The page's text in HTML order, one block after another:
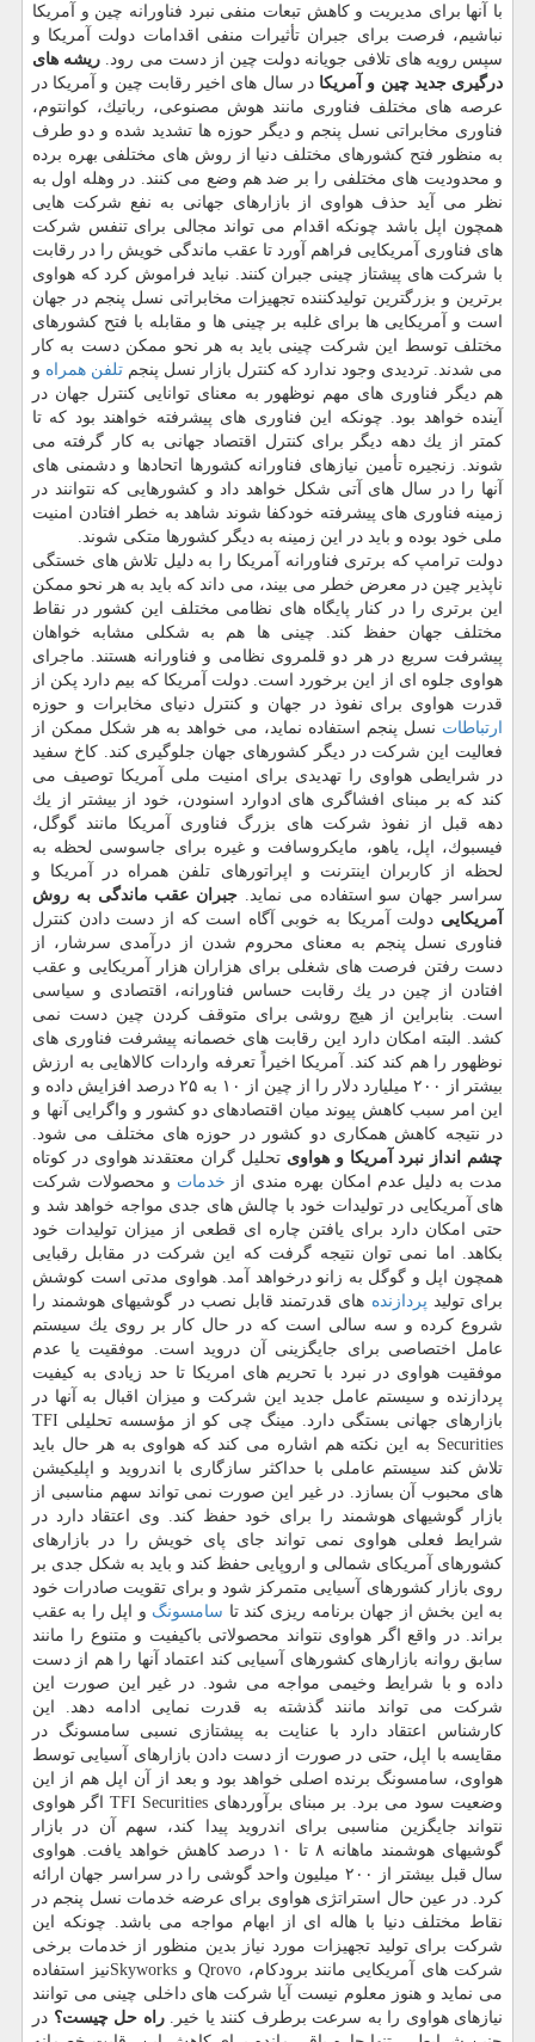
با آنها برای مدیریت و كاهش تبعات منفی نبرد فناورانه چین و آمریكا
نباشیم، فرصت برای جبران تأثیرات منفی اقدامات دولت آمریكا و
سپس رویه های تلافی جویانه دولت چین از دست می رود. ریشه های
درگیری جدید چین و آمریكا در سال های اخیر رقابت چین و آمریكا در
عرصه های مختلف فناوری مانند هوش مصنوعی، رباتیك، كوانتوم،
فناوری مخابراتی نسل پنجم و دیگر حوزه ها تشدید شده و دو طرف
به منظور فتح كشورهای مختلف دنیا از روش های مختلفی بهره برده
و محدودیت های مختلفی را بر ضد هم وضع می كنند. در وهله اول به
نظر می آید حذف هواوی از بازارهای جهانی به نفع شركت هایی
همچون اپل باشد چونكه اقدام می تواند مجالی برای تنفس شركت
های فناوری آمریكایی فراهم آورد تا عقب ماندگی خویش را در رقابت
با شركت های پیشتاز چینی جبران كنند. نباید فراموش كرد كه هواوی
برترین و بزرگترین تولیدكننده تجهیزات مخابراتی نسل پنجم در جهان
است و آمریكایی ها برای غلبه بر چینی ها و مقابله با فتح كشورهای
مختلف توسط این شركت چینی باید به هر نحو ممكن دست به كار
می شدند. تردیدی وجود ندارد كه كنترل بازار نسل پنجم تلفن همراه و
هم دیگر فناوری های مهم نوظهور به معنای توانایی كنترل جهان در
آینده خواهد بود. چونكه این فناوری های پیشرفته خواهند بود كه تا
كمتر از یك دهه دیگر برای كنترل اقتصاد جهانی به كار گرفته می
شوند. زنجیره تأمین نیازهای فناورانه كشورها اتحادها و دشمنی های
آنها را در سال های آتی شكل خواهد داد و كشورهایی كه نتوانند در
زمینه فناوری های پیشرفته خودكفا شوند شاهد به خطر افتادن امنیت
ملی خود بوده و باید در این زمینه به دیگر كشورها متكی شوند.
دولت ترامپ كه برتری فناورانه آمریكا را به دلیل تلاش های خستگی
ناپذیر چین در معرض خطر می بیند، می داند كه باید به هر نحو ممكن
این برتری را در كنار پایگاه های نظامی مختلف این كشور در نقاط
مختلف جهان حفظ كند. چینی ها هم به شكلی مشابه خواهان
پیشرفت سریع در هر دو قلمروی نظامی و فناورانه هستند. ماجرای
هواوی جلوه ای از این برخورد است. دولت آمریكا كه بیم دارد پكن از
قدرت هواوی برای نفوذ در جهان و كنترل دنیای مخابرات و حوزه
ارتباطات نسل پنجم استفاده نماید، می خواهد به هر شكل ممكن از
فعالیت این شركت در دیگر كشورهای جهان جلوگیری كند. كاخ سفید
در شرایطی هواوی را تهدیدی برای امنیت ملی آمریكا توصیف می
كند كه بر مبنای افشاگری های ادوارد اسنودن، خود از بیشتر از یك
دهه قبل از نفوذ شركت های بزرگ فناوری آمریكا مانند گوگل،
فیسبوك، اپل، یاهو، مایكروسافت و غیره برای جاسوسی لحظه به
لحظه از كاربران اینترنت و اپراتورهای تلفن همراه در آمریكا و
سراسر جهان سو استفاده می نماید. جبران عقب ماندگی به روش
آمریكایی دولت آمریكا به خوبی آگاه است كه از دست دادن كنترل
فناوری نسل پنجم به معنای محروم شدن از درآمدی سرشار، از
دست رفتن فرصت های شغلی برای هزاران هزار آمریكایی و عقب
افتادن از چین در یك رقابت حساس فناورانه، اقتصادی و سیاسی
است. بنابراین از هیچ روشی برای متوقف كردن چین دست نمی
كشد. البته امكان دارد این رقابت های خصمانه پیشرفت فناوری های
نوظهور را هم كند كند. آمریكا اخیراً تعرفه واردات كالاهایی به ارزش
بیشتر از ۲۰۰ میلیارد دلار را از چین از ۱۰ به ۲۵ درصد افزایش داده و
این امر سبب كاهش پیوند میان اقتصادهای دو كشور و واگرایی آنها و
در نتیجه كاهش همكاری دو كشور در حوزه های مختلف می شود.
چشم انداز نبرد آمریكا و هواوی تحلیل گران معتقدند هواوی در كوتاه
مدت به دلیل عدم امكان بهره مندی از خدمات و محصولات شركت
های آمریكایی در تولیدات خود با چالش های جدی مواجه خواهد شد و
حتی امكان دارد برای یافتن چاره ای قطعی از میزان تولیدات خود
بكاهد. اما نمی توان نتیجه گرفت كه این شركت در مقابل رقبایی
همچون اپل و گوگل به زانو درخواهد آمد. هواوی مدتی است كوشش
برای تولید پردازنده های قدرتمند قابل نصب در گوشیهای هوشمند را
شروع كرده و سه سالی است كه در حال كار بر روی یك سیستم
عامل اختصاصی برای جایگزینی آن دروید است. موفقیت یا عدم
موفقیت هواوی در نبرد با تحریم های امریكا تا حد زیادی به كیفیت
پردازنده و سیستم عامل جدید این شركت و میزان اقبال به آنها در
بازارهای جهانی بستگی دارد. مینگ چی كو از مؤسسه تحلیلی TFI
Securities به این نكته هم اشاره می كند كه هواوی به هر حال باید
تلاش كند سیستم عاملی با حداكثر سازگاری با اندروید و اپلیكیشن
های محبوب آن بسازد. در غیر این صورت نمی تواند سهم مناسبی از
بازار گوشیهای هوشمند را برای خود حفظ كند. وی اعتقاد دارد در
شرایط فعلی هواوی نمی تواند جای پای خویش را در بازارهای
كشورهای آمریكای شمالی و اروپایی حفظ كند و باید به شكل جدی بر
روی بازار كشورهای آسیایی متمركز شود و برای تقویت صادرات خود
به این بخش از جهان برنامه ریزی كند تا سامسونگ و اپل را به عقب
براند. در واقع اگر هواوی نتواند محصولاتی باكیفیت و متنوع را مانند
سابق روانه بازارهای كشورهای آسیایی كند اعتماد آنها را هم از دست
داده و با شرایط وخیمی مواجه می شود. در غیر این صورت این
شركت می تواند مانند گذشته به قدرت نمایی ادامه دهد. این
كارشناس اعتقاد دارد با عنایت به پیشتازی نسبی سامسونگ در
مقایسه با اپل، حتی در صورت از دست دادن بازارهای آسیایی توسط
هواوی، سامسونگ برنده اصلی خواهد بود و بعد از آن اپل هم از این
وضعیت سود می برد. بر مبنای برآوردهای TFI Securities اگر هواوی
نتواند جایگزین مناسبی برای اندروید پیدا كند، سهم آن در بازار
گوشیهای هوشمند ماهانه ۸ تا ۱۰ درصد كاهش خواهد یافت. هواوی
سال قبل بیشتر از ۲۰۰ میلیون واحد گوشی را در سراسر جهان ارائه
كرد. در عین حال استراتژی هواوی برای عرضه خدمات نسل پنجم در
نقاط مختلف دنیا با هاله ای از ابهام مواجه می باشد. چونكه این
شركت برای تولید تجهیزات مورد نیاز بدین منظور از خدمات برخی
شركت های آمریكایی مانند برودكام، Qrovo و Skyworksنیز استفاده
می نماید و هنوز معلوم نیست آیا شركت های داخلی چینی می توانند
نیازهای هواوی را به سرعت برطرف كنند یا خیر.راه حل چیست؟ در